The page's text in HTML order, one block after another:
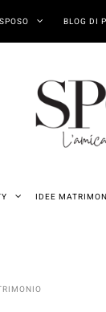
BLOG DI
IDEE